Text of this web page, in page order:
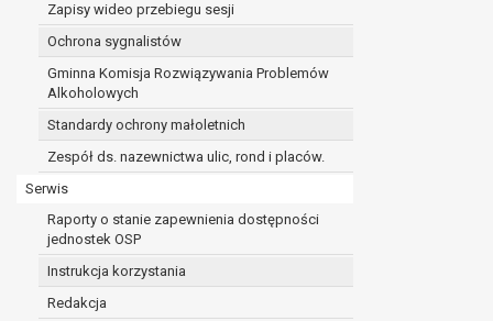
Zapisy wideo przebiegu sesji
Ochrona sygnalistów
Gminna Komisja Rozwiązywania Problemów
Alkoholowych
Standardy ochrony małoletnich
Zespół ds. nazewnictwa ulic, rond i placów.
Serwis
Raporty o stanie zapewnienia dostępności
jednostek OSP
Instrukcja korzystania
Redakcja